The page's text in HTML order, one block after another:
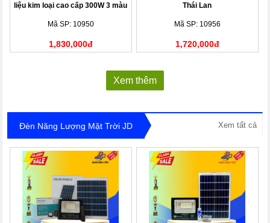
liệu kim loại cao cấp 300W 3 màu
Mã SP: 10950
1,830,000đ
Thái Lan
Mã SP: 10956
1,720,000đ
Xem thêm
Đèn Năng Lượng Mặt Trời JD Xem tất cả